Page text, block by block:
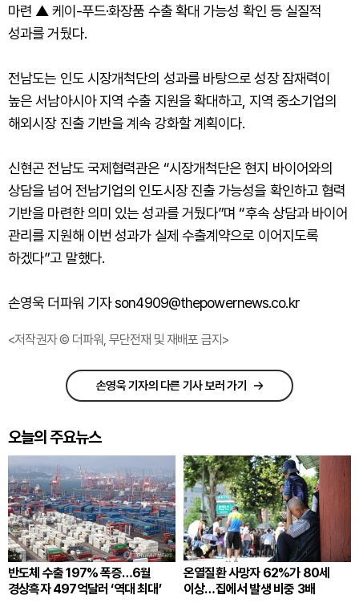
마련 ▲ 케이-푸드·화장품 수출 확대 가능성 확인 등 실질적
성과를 거뒀다.
전남도는 인도 시장개척단의 성과를 바탕으로 성장 잠재력이
높은 서남아시아 지역 수출 지원을 확대하고, 지역 중소기업의
해외시장 진출 기반을 계속 강화할 계획이다.
신현곤 전남도 국제협력관은 “시장개척단은 현지 바이어와의
상담을 넘어 전남기업의 인도시장 진출 가능성을 확인하고 협력
기반을 마련한 의미 있는 성과를 거뒀다”며 “후속 상담과 바이어
관리를 지원해 이번 성과가 실제 수출계약으로 이어지도록
하겠다”고 말했다.
손영욱 더파워 기자 son4909@thepowernews.co.kr
<저작권자 © 더파워, 무단전재 및 재배포 금지>
손영욱 기자의 다른 기사 보러 가기
오늘의 주요뉴스
반도체 수출 197% 폭증…6월
경상흑자 497억달러 ‘역대 최대’
온열질환 사망자 62%가 80세
이상…집에서 발생 비중 3배